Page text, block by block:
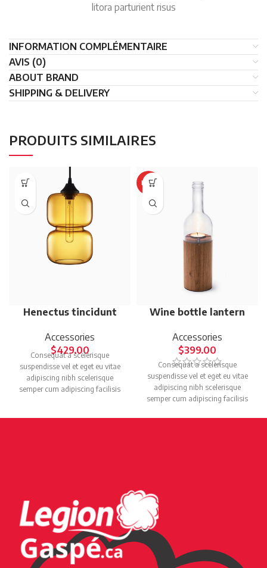
litora parturient risus
INFORMATION COMPLÉMENTAIRE
AVIS (0)
ABOUT BRAND
SHIPPING & DELIVERY
PRODUITS SIMILAIRES
Henectus tincidunt
Accessories
$429.00
Consequat a scelerisque
suspendisse vel et eget eu vitae
adipiscing nibh scelerisque
semper cum adipiscing facilisis
HOT
Wine bottle lantern
Accessories
$399.00
Consequat a scelerisque
suspendisse vel et eget eu vitae
adipiscing nibh scelerisque
semper cum adipiscing facilisis